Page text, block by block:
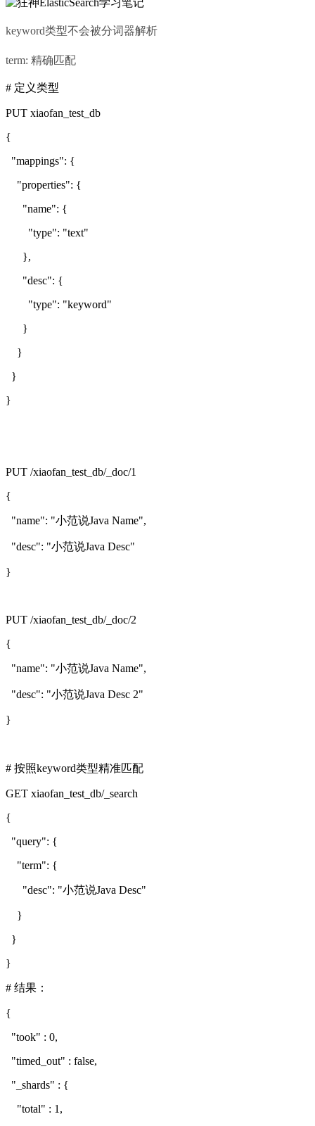
keyword类型不会被分词器解析
term: 精确匹配
# 定义类型
PUT xiaofan_test_db
{
"mappings": {
"properties": {
"name": {
"type": "text"
},
"desc": {
"type": "keyword"
}
}
}
}
PUT /xiaofan_test_db/_doc/1
{
"name": "小范说Java Name",
"desc": "小范说Java Desc"
}
PUT /xiaofan_test_db/_doc/2
{
"name": "小范说Java Name",
"desc": "小范说Java Desc 2"
}
# 按照keyword类型精准匹配
GET xiaofan_test_db/_search
{
"query": {
"term": {
"desc": "小范说Java Desc"
}
}
}
# 结果：
{
"took" : 0,
"timed_out" : false,
"_shards" : {
"total" : 1,